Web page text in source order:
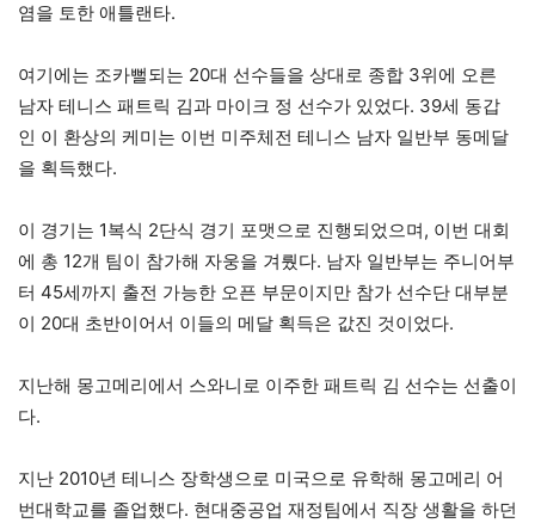
염을 토한 애틀랜타.
여기에는 조카뻘되는 20대 선수들을 상대로 종합 3위에 오른
남자 테니스 패트릭 김과 마이크 정 선수가 있었다. 39세 동갑
인 이 환상의 케미는 이번 미주체전 테니스 남자 일반부 동메달
을 획득했다.
이 경기는 1복식 2단식 경기 포맷으로 진행되었으며, 이번 대회
에 총 12개 팀이 참가해 자웅을 겨뤘다. 남자 일반부는 주니어부
터 45세까지 출전 가능한 오픈 부문이지만 참가 선수단 대부분
이 20대 초반이어서 이들의 메달 획득은 값진 것이었다.
지난해 몽고메리에서 스와니로 이주한 패트릭 김 선수는 선출이
다.
지난 2010년 테니스 장학생으로 미국으로 유학해 몽고메리 어
번대학교를 졸업했다. 현대중공업 재정팀에서 직장 생활을 하던